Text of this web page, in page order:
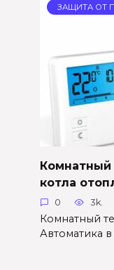
ЗАЩИТА ОТ
Комнатный
котла
0 3k.
Комнатный
Автоматика в